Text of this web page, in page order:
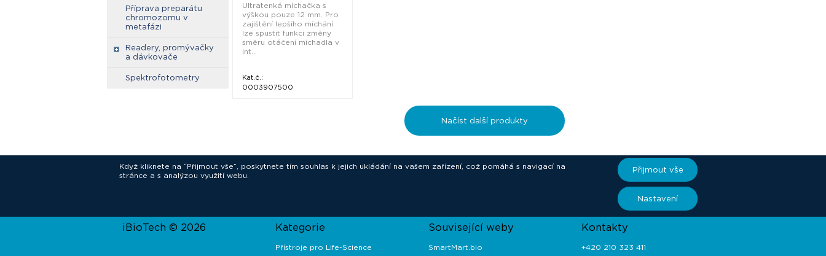
Příprava preparátu
chromozomu v
metafázi
Readery, promývačky
a dávkovače
Spektrofotometry
Ultratenká míchačka s
výškou pouze 12 mm. Pro
zajištění lepšího míchání
lze spustit funkci změny
směru otáčení míchadla v
int...
Kat.č.:
0003907500
Načíst další produkty
Když kliknete na “Přijmout vše”, poskytnete tím souhlas k jejich ukládání na vašem zařízení, což pomáhá s navigací na
stránce a s analýzou využití webu.
Přijmout vše
Nastavení
iBioTech © 2026 Kategorie
Přístroje pro Life-Science
Související weby
SmartMart.bio
Kontakty
+420 210 323 411